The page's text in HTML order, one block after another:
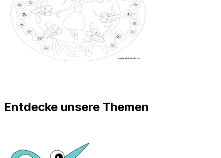
Entdecke unsere Themen